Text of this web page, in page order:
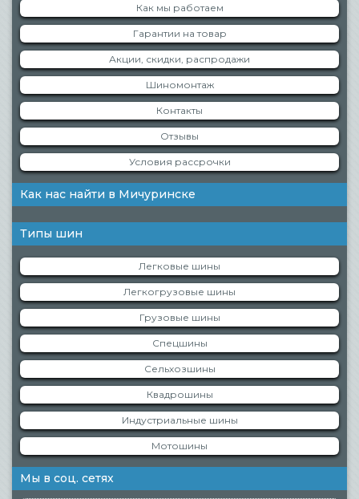
Как мы работаем
Гарантии на товар
Акции, скидки, распродажи
Шиномонтаж
Контакты
Отзывы
Условия рассрочки
Как нас найти в Мичуринске
Типы шин
Легковые шины
Легкогрузовые шины
Грузовые шины
Спецшины
Сельхозшины
Квадрошины
Индустриальные шины
Мотошины
Мы в соц. сетях